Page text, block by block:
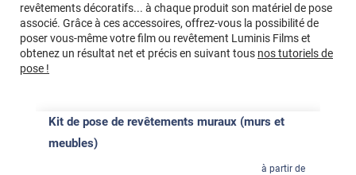
revêtements décoratifs... à chaque produit son matériel de pose
associé. Grâce à ces accessoires, offrez-vous la possibilité de
poser vous-même votre film ou revêtement Luminis Films et
obtenez un résultat net et précis en suivant tous nos tutoriels de
pose !
Kit de pose de revêtements muraux (murs et
meubles)
à partir de